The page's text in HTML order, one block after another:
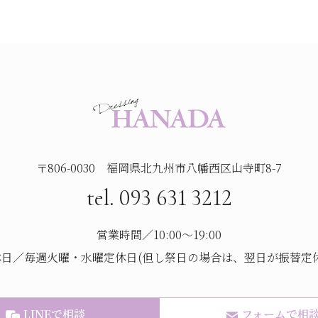
〒806-0030 福岡県北九州市八幡西区山寺町8-7
tel. 093 631 3212
営業時間／10:00～19:00
／毎週火曜・水曜定休日(但し祭日の場合は、翌日が振替定
LINEで相談 フォームで相